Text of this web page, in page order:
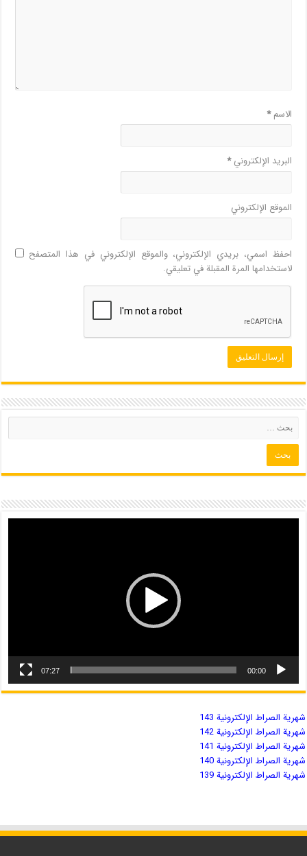
الاسم*
البريد الإلكتروني*
الموقع الإلكتروني
احفظ اسمي، بريدي الإلكتروني، والموقع الإلكتروني في هذا المتصفح
لاستخدامها المرة المقبلة في تعليقي.
00:00
07:27
شهریة الصراط الإلكترونية 143
شهریة الصراط الإلكترونية 142
شهریة الصراط الإلكترونية 141
شهریة الصراط الإلكترونية 140
شهریة الصراط الإلكترونية 139